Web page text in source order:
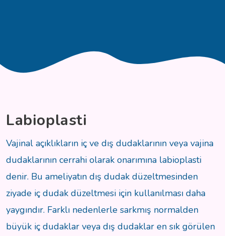
Labioplasti
Vajinal açıklıkların iç ve dış dudaklarının veya vajina
dudaklarının cerrahi olarak onarımına labioplasti
denir. Bu ameliyatın dış dudak düzeltmesinden
ziyade iç dudak düzeltmesi için kullanılması daha
yaygındır. Farklı nedenlerle sarkmış normalden
büyük iç dudaklar veya dış dudaklar en sık görülen